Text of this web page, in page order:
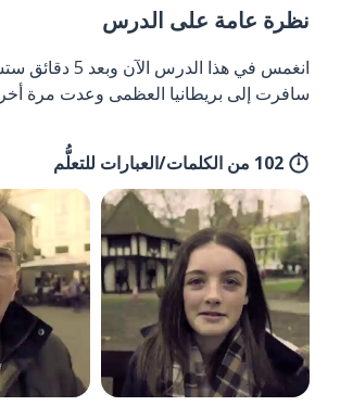
نظرة عامة على الدرس
انغمس في هذا الدرس
سافرت إلى بريطانيا العظمى وعدت مرة
102 من الكلمات/العبارات للتعلُّم